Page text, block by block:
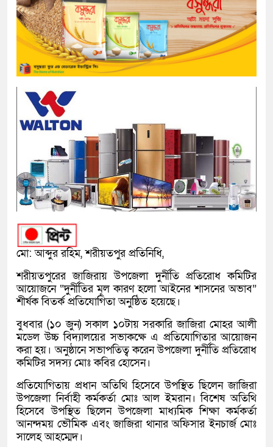
মো: আব্দুর রহিম, শরীয়তপুর প্রতিনিধি,
শরীয়তপুরের জাজিরায় উপজেলা দুর্নীতি প্রতিরোধ কমিটির
আয়োজনে “দুর্নীতির মূল কারণ হলো আইনের শাসনের অভাব”
শীর্ষক বিতর্ক প্রতিযোগিতা অনুষ্ঠিত হয়েছে।
বুধবার (১০ জুন) সকাল ১০টায় সরকারি জাজিরা মোহর আলী
মডেল উচ্চ বিদ্যালয়ের সভাকক্ষে এ প্রতিযোগিতার আয়োজন
করা হয়। অনুষ্ঠানে সভাপতিত্ব করেন উপজেলা দুর্নীতি প্রতিরোধ
কমিটির সদস্য মোঃ কবির হোসেন।
প্রতিযোগিতায় প্রধান অতিথি হিসেবে উপস্থিত ছিলেন জাজিরা
উপজেলা নির্বাহী কর্মকর্তা মোঃ আল ইমরান। বিশেষ অতিথি
হিসেবে উপস্থিত ছিলেন উপজেলা মাধ্যমিক শিক্ষা কর্মকর্তা
আনন্দময় ভৌমিক এবং জাজিরা থানার অফিসার ইনচার্জ মোঃ
সালেহ আহম্মেদ।